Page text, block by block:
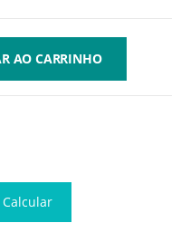
AO CARRINHO
Calcular